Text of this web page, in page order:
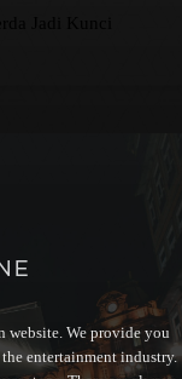
website. We provide you
entertainment industry.